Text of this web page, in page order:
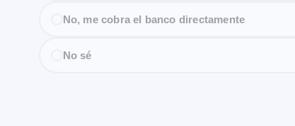
No, me cobra el banco directamente
No sé